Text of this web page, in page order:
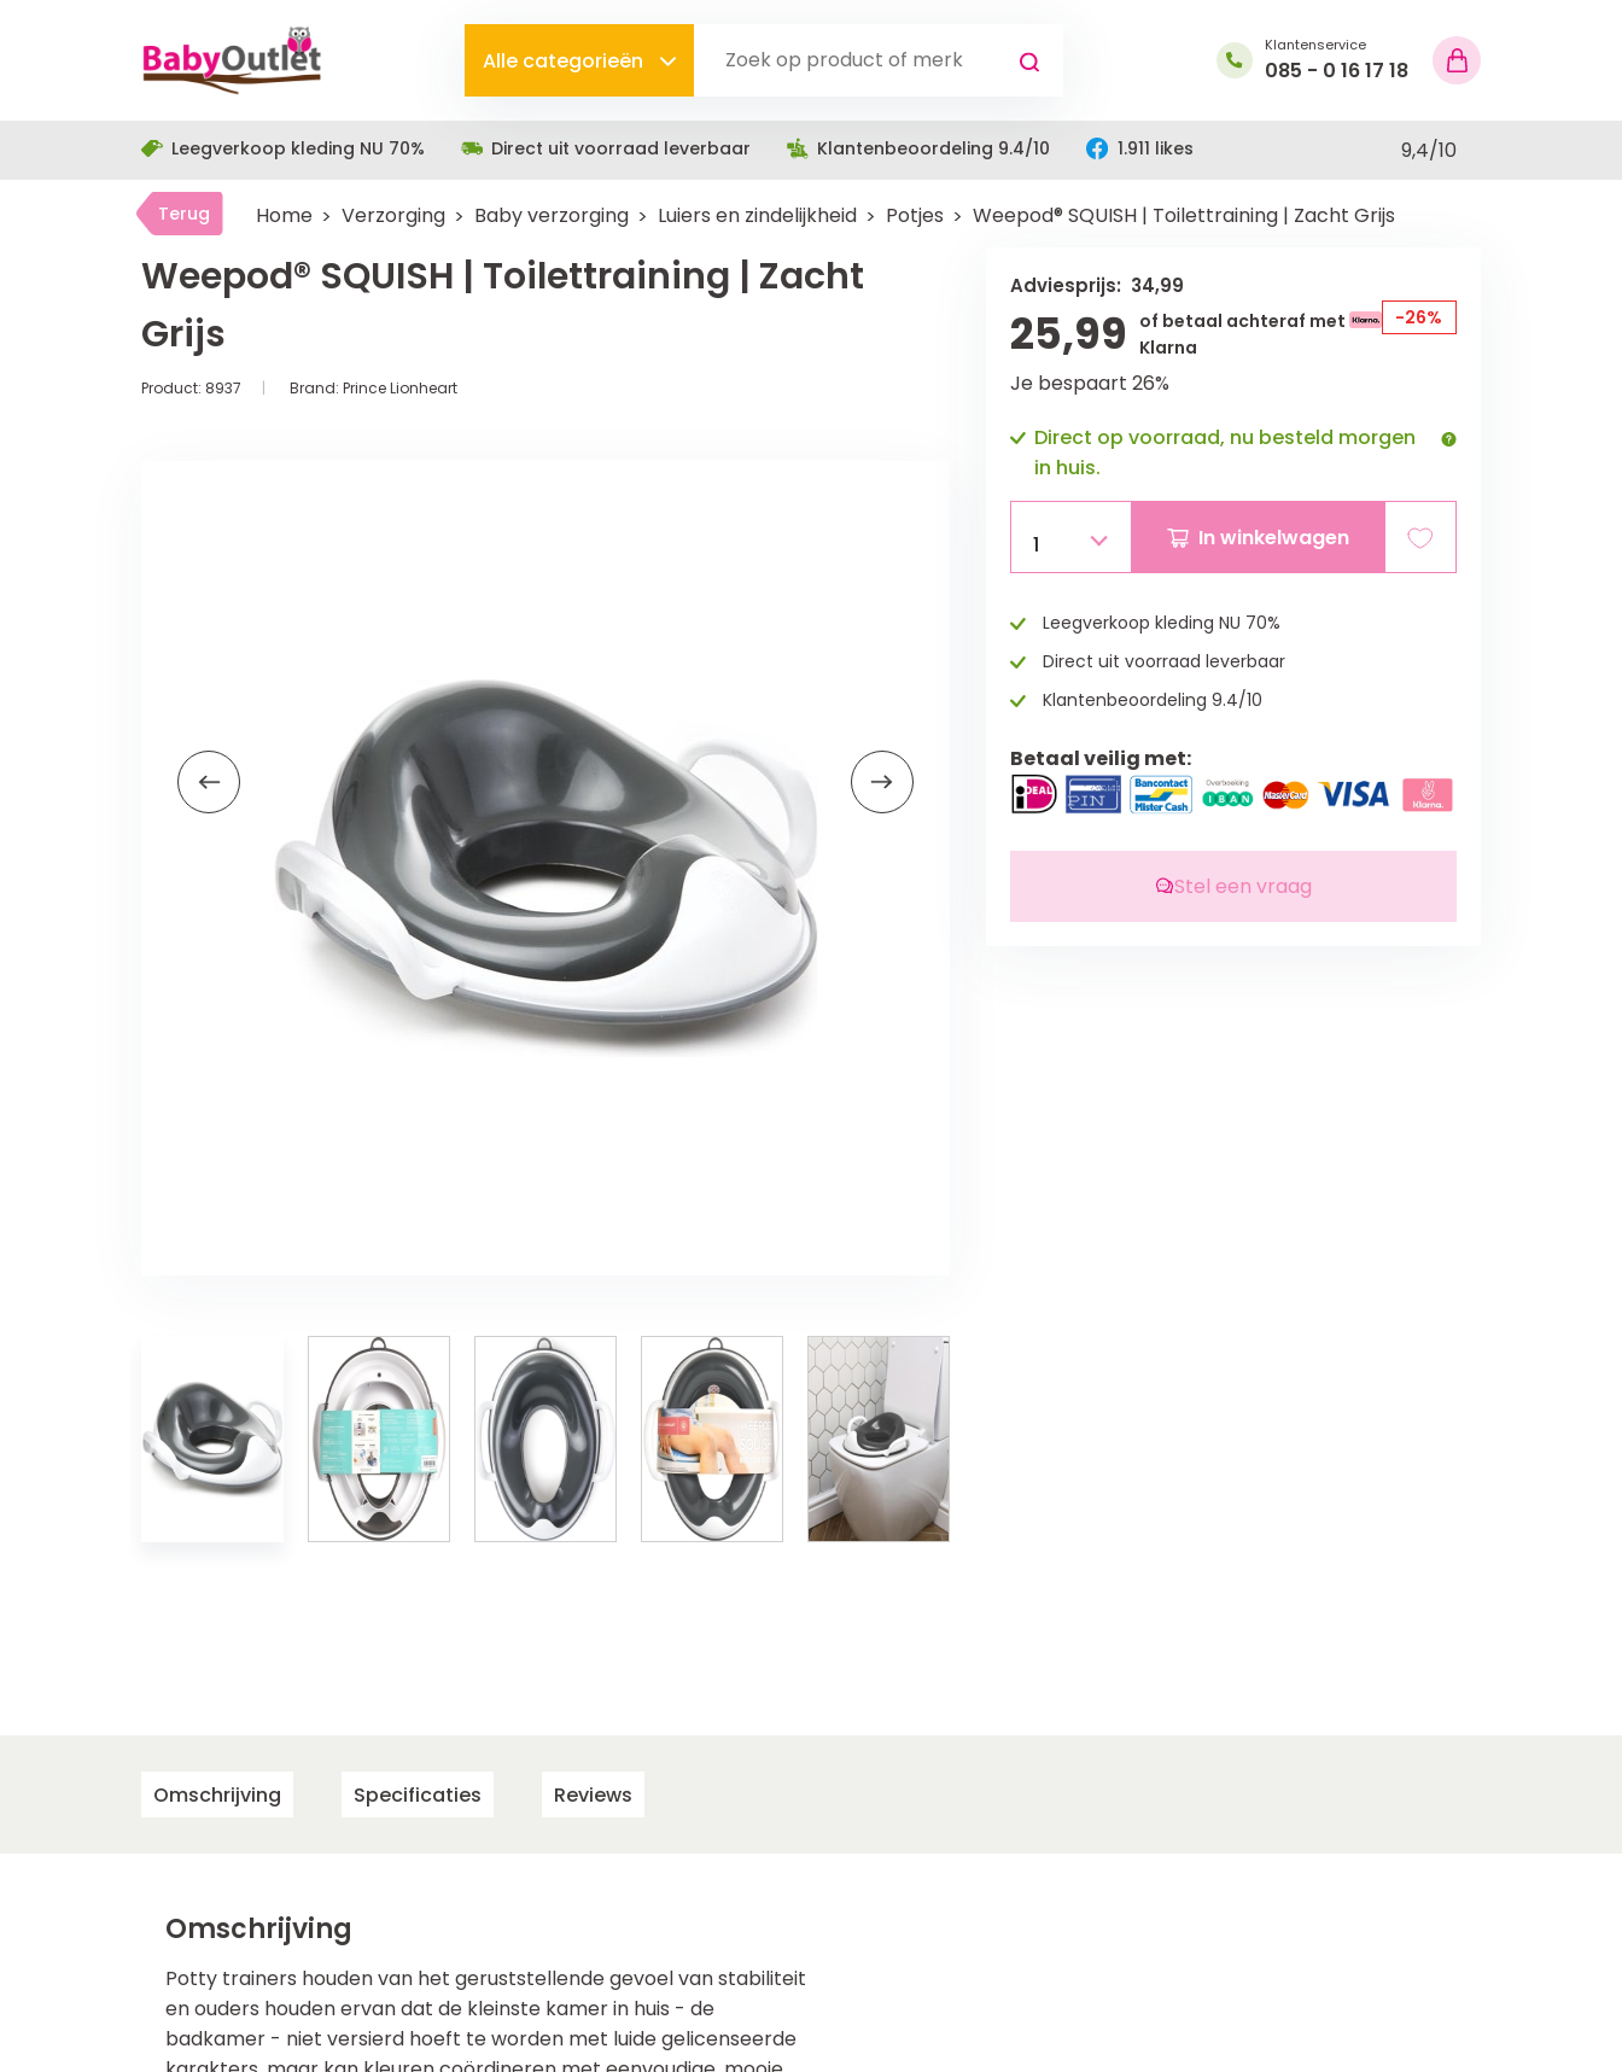
Alle categorieën
Klantenservice
085 - 0 16 17 18
Leegverkoop kleding NU 70% Direct uit voorraad leverbaar Klantenbeoordeling 9.4/10 1.911 likes 9,4/10
Terug Home Verzorging Baby verzorging Luiers en zindelijkheid Potjes Weepod® SQUISH | Toilettraining | Zacht Grijs
Weepod® SQUISH | Toilettraining | Zacht
Grijs
Product: 8937 Brand: Prince Lionheart
Adviesprijs: 34,99
25,99
of betaal achteraf met
Klarna
-26%
Je bespaart 26%
Direct op voorraad, nu besteld morgen
in huis.
1 In winkelwagen
Leegverkoop kleding NU 70%
Direct uit voorraad leverbaar
Klantenbeoordeling 9.4/10
Betaal veilig met:
Stel een vraag
Omschrijving Specificaties Reviews
Omschrijving
Potty trainers houden van het geruststellende gevoel van stabiliteit
en ouders houden ervan dat de kleinste kamer in huis - de
badkamer - niet versierd hoeft te worden met luide gelicenseerde